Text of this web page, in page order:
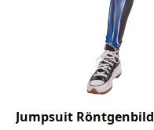
Jumpsuit Röntgenbild